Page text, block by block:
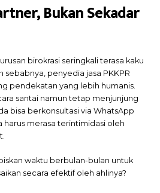
Bukan Sekadar
birokrasi seringkali terasa kaku
sebabnya, penyedia jasa PKKPR
pendekatan yang lebih humanis.
santai namun tetap menjunjung
bisa berkonsultasi via WhatsApp
harus merasa terintimidasi oleh
waktu berbulan-bulan untuk
secara efektif oleh ahlinya?